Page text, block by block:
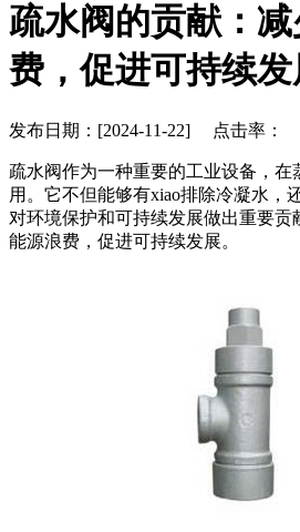
疏水阀的贡献：
费，促进可持续发
发布日期：[2024-11-22] 点击率：
疏水阀作为一种重要的工业设备，在
用。它不但能够有xiao排除冷凝水，
对环境保护和可持续发展做出重要贡
能源浪费，促进可持续发展。